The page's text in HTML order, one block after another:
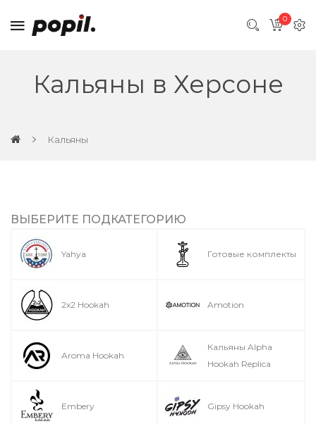
0
Кальяны в Херсоне
Кальяны
ВЫБЕРИТЕ ПОДКАТЕГОРИЮ
Yahya Готовые комплекты
2x2 Hookah Amotion
Aroma Hookah
Кальяны Alpha
Hookah Replica
Embery Gipsy Hookah